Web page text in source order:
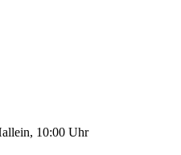
10:00 Uhr